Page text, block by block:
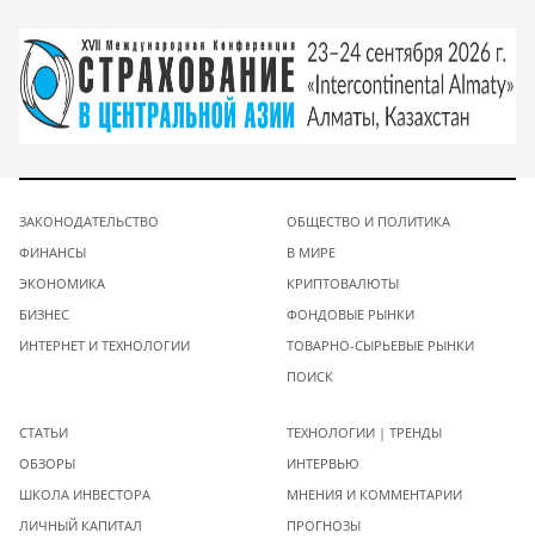
ЗАКОНОДАТЕЛЬСТВО
ФИНАНСЫ
ЭКОНОМИКА
БИЗНЕС
ИНТЕРНЕТ И ТЕХНОЛОГИИ
ОБЩЕСТВО И ПОЛИТИКА
В МИРЕ
КРИПТОВАЛЮТЫ
ФОНДОВЫЕ РЫНКИ
ТОВАРНО-СЫРЬЕВЫЕ РЫНКИ
ПОИСК
СТАТЬИ
ОБЗОРЫ
ШКОЛА ИНВЕСТОРА
ЛИЧНЫЙ КАПИТАЛ
ТЕХНОЛОГИИ | ТРЕНДЫ
ИНТЕРВЬЮ
МНЕНИЯ И КОММЕНТАРИИ
ПРОГНОЗЫ